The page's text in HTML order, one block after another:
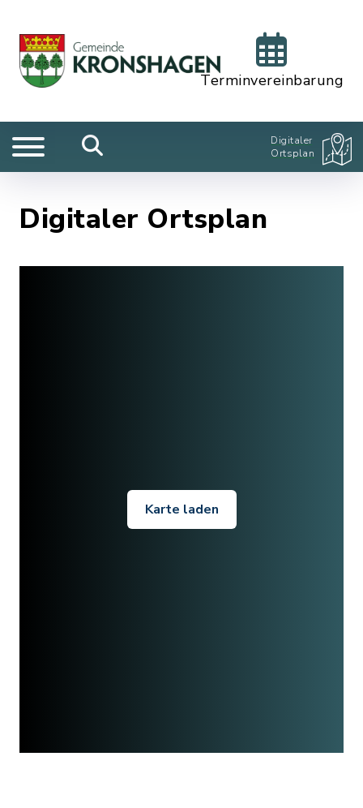
Terminvereinbarung
Digitaler
Ortsplan
Digitaler Ortsplan
Karte laden